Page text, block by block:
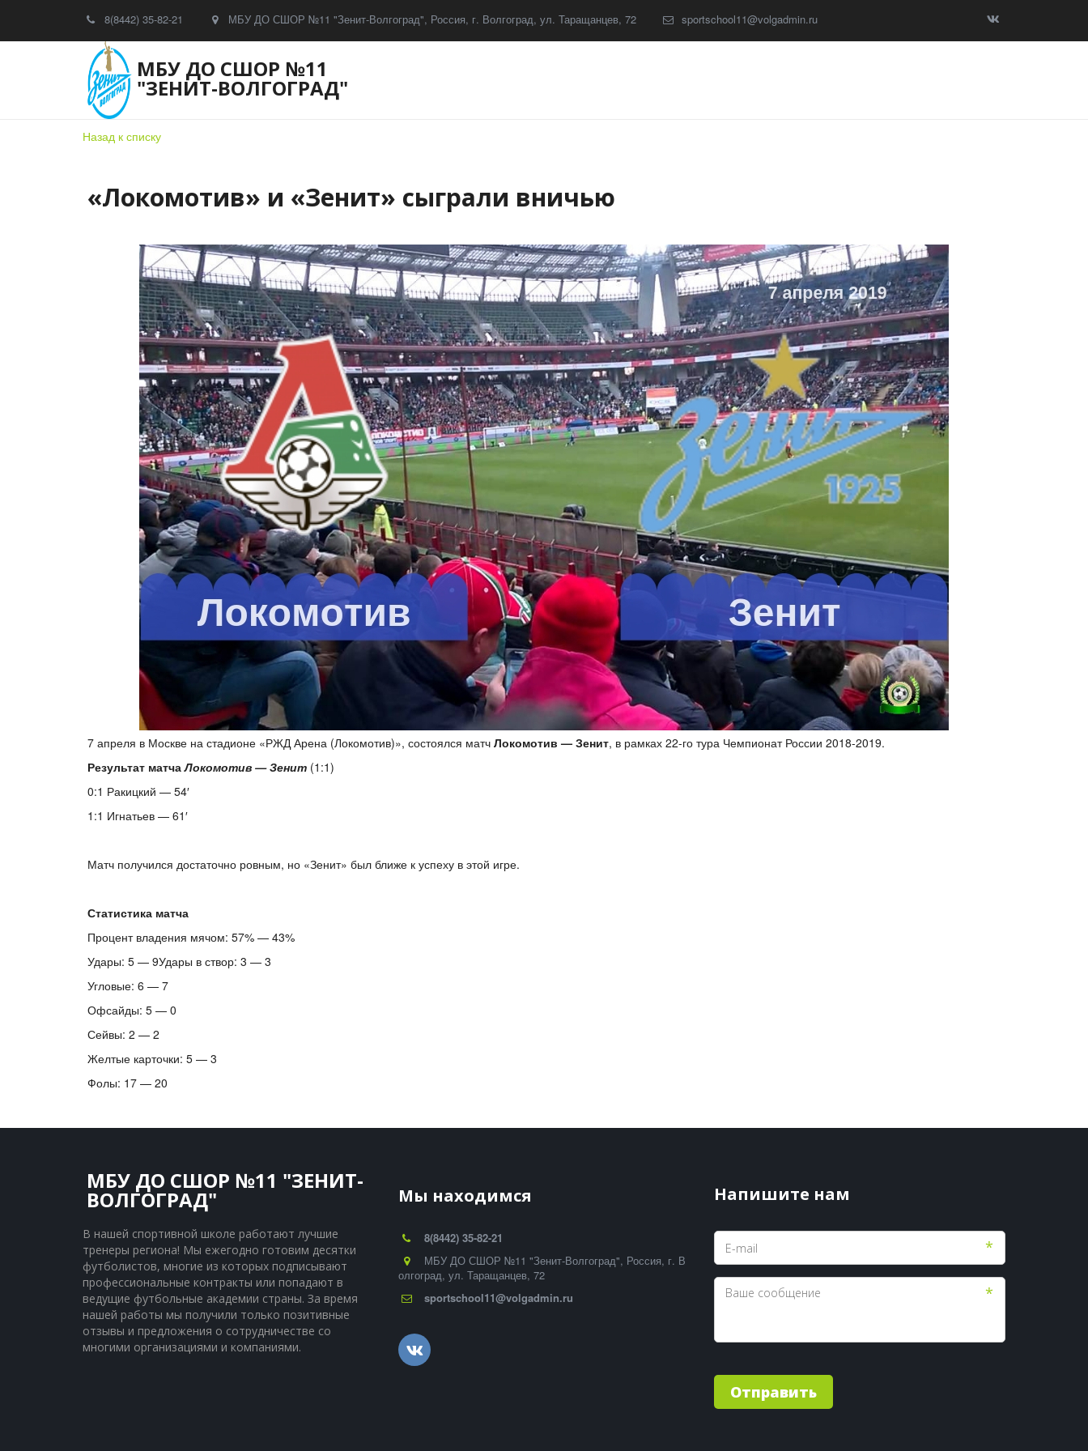
8(8442) 35-82-21 МБУ ДО СШОР №11 "Зенит-Волгоград", Россия, г. Волгоград, ул. Таращанцев, 72 sportschool11@volgadmin.ru
МБУ ДО СШОР №11
"ЗЕНИТ-ВОЛГОГРАД"
Назад к списку
«Локомотив» и «Зенит» сыграли вничью
7 апреля в Москве на стадионе «РЖД Арена (Локомотив)», состоялся матч Локомотив — Зенит, в рамках 22-го тура Чемпионат России 2018-2019.
Результат матчаЛокомотив — Зенит (1:1)
0:1 Ракицкий — 54′
1:1 Игнатьев — 61′
Матч получился достаточно ровным, но «Зенит» был ближе к успеху в этой игре.
Статистика матча
Процент владения мячом: 57% — 43%
Удары: 5 — 9Удары в створ: 3 — 3
Угловые: 6 — 7
Офсайды: 5 — 0
Сейвы: 2 — 2
Желтые карточки: 5 — 3
Фолы: 17 — 20
МБУ ДО СШОР №11 "ЗЕНИТ-
ВОЛГОГРАД"
В нашей спортивной школе работают лучшие
тренеры региона! Мы ежегодно готовим десятки
футболистов, многие из которых подписывают
профессиональные контракты или попадают в
ведущие футбольные академии страны. За время
нашей работы мы получили только позитивные
отзывы и предложения о сотрудничестве со
многими организациями и компаниями.
Мы находимся
8(8442) 35-82-21
МБУ ДО СШОР №11 "Зенит-Волгоград", Россия, г. В
олгоград, ул. Таращанцев, 72
sportschool11@volgadmin.ru
Напишите нам
*
*
Отправить